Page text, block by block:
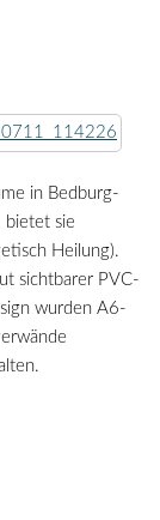
in Bedburg-
bietet sie
Heilung).
sichtbarer PVC-
wurden A6-